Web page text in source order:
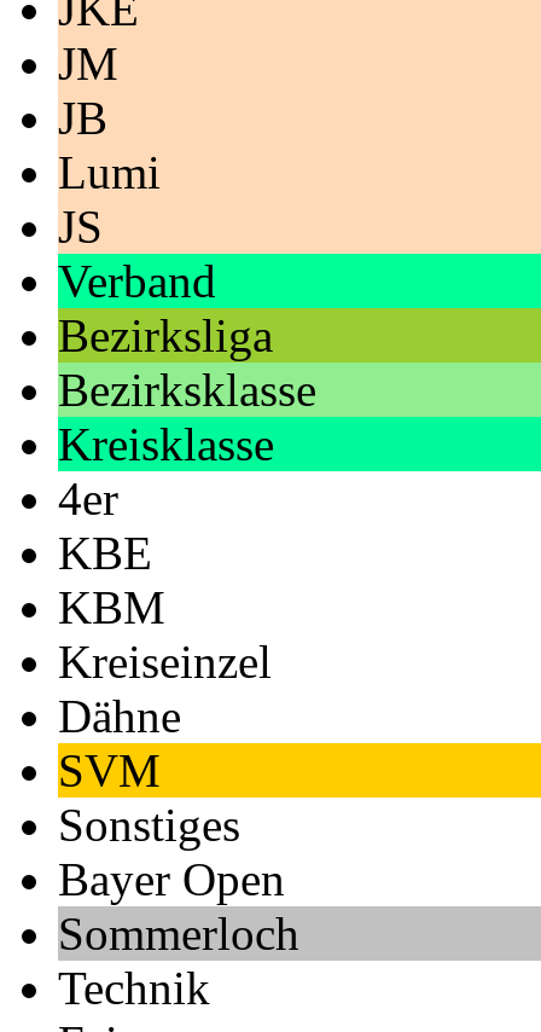
JM
JB
Lumi
JS
Verband
Bezirksliga
Bezirksklasse
Kreisklasse
4er
KBE
KBM
Kreiseinzel
Dähne
SVM
Sonstiges
Bayer Open
Sommerloch
Technik